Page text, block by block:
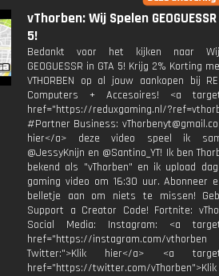
vThorben: Wij Spelen
5!
Bedankt voor het kijken naar
GEOGUESSR in GTA 5! Krijg 2% Korting
VTHORBEN op al jouw aankopen bij
Computers + Accesoires! <a
href="https://reduxgaming.nl/
#Partner Business:
hier</a> deze video speel ik
@JessyKnijn en @Santino_YT! Ik ben
bekend als "vThorben" en ik upload
gaming video om 16:30 uur. Abonneer
belletje aan om niets te missen!
Support a Creator Code! Fortnite:
Social Media: Instagram: <a
href="https://instagram.com/vthorben
Twitter:">Klik hier</a> <a
href="https://twitter.com/